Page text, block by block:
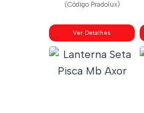
(Código Pradolux)
Ver Detalhes